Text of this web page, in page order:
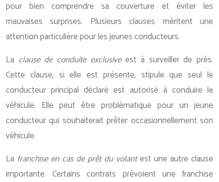
pour bien comprendre sa couverture et éviter les
mauvaises surprises. Plusieurs clauses méritent une
attention particulière pour les jeunes conducteurs.
La clause de conduite exclusiveest à surveiller de près.
Cette clause, si elle est présente, stipule que seul le
conducteur principal déclaré est autorisé à conduire le
véhicule. Elle peut être problématique pour un jeune
conducteur qui souhaiterait prêter occasionnellement son
véhicule.
La franchise en cas de prêt du volantest une autre clause
importante. Certains contrats prévoient une franchise